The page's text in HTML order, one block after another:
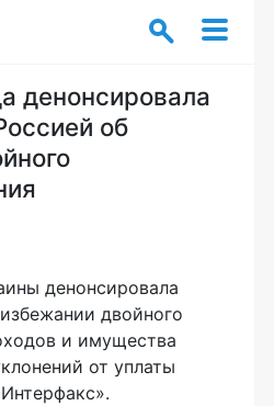
денонсировала
об
денонсировала
двойного
и имущества
от уплаты